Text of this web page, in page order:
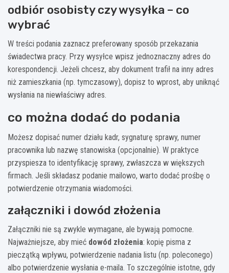
odbiór osobisty czy wysyłka – co
wybrać
W treści podania zaznacz preferowany sposób przekazania
świadectwa pracy. Przy wysyłce wpisz jednoznaczny adres do
korespondencji. Jeżeli chcesz, aby dokument trafił na inny adres
niż zamieszkania (np. tymczasowy), dopisz to wprost, aby uniknąć
wysłania na niewłaściwy adres.
co można dodać do podania
Możesz dopisać numer działu kadr, sygnaturę sprawy, numer
pracownika lub nazwę stanowiska (opcjonalnie). W praktyce
przyspiesza to identyfikację sprawy, zwłaszcza w większych
firmach. Jeśli składasz podanie mailowo, warto dodać prośbę o
potwierdzenie otrzymania wiadomości.
załączniki i dowód złożenia
Załączniki nie są zwykle wymagane, ale bywają pomocne.
Najważniejsze, aby mieć dowód złożenia: kopię pisma z
pieczątką wpływu, potwierdzenie nadania listu (np. poleconego)
albo potwierdzenie wysłania e-maila. To szczególnie istotne, gdy